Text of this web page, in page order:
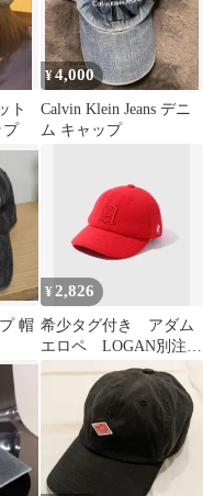
ト
プ
¥4,000
Calvin Klein Jeans デニ
ム キャップ
帽
¥2,826
希少タグ付き アダム
エロペ LOGAN別注フ
リースキャップ 刺
繍 赤レトロカラー